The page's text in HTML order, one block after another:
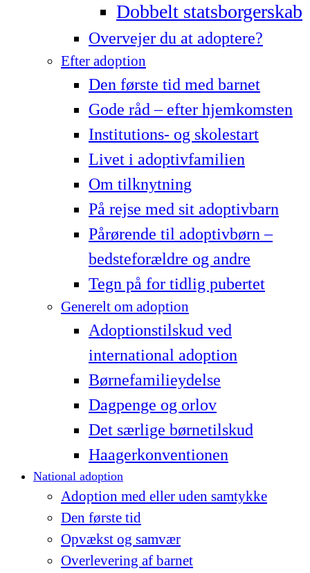
Dobbelt statsborgerskab
Overvejer du at adoptere?
Efter adoption
Den første tid med barnet
Gode råd – efter hjemkomsten
Institutions- og skolestart
Livet i adoptivfamilien
Om tilknytning
På rejse med sit adoptivbarn
Pårørende til adoptivbørn –
bedsteforældre og andre
Tegn på for tidlig pubertet
Generelt om adoption
Adoptionstilskud ved
international adoption
Børnefamilieydelse
Dagpenge og orlov
Det særlige børnetilskud
Haagerkonventionen
National adoption
Adoption med eller uden samtykke
Den første tid
Opvækst og samvær
Overlevering af barnet